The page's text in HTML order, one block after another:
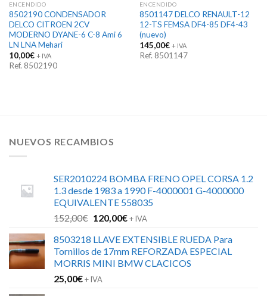
ENCENDIDO
8502190 CONDENSADOR
DELCO CITROEN 2CV
MODERNO DYANE-6 C-8 Ami 6
LN LNA Mehari
10,00€ + IVA
Ref. 8502190
ENCENDIDO
8501147 DELCO RENAULT-12
12-TS FEMSA DF4-85 DF4-43
(nuevo)
145,00€ + IVA
Ref. 8501147
NUEVOS RECAMBIOS
SER2010224 BOMBA FRENO OPEL CORSA 1.2
1.3 desde 1983 a 1990 F-4000001 G-4000000
EQUIVALENTE 558035
152,00€ El
original
era:
152,00€.
120,00€El
actual
es:
120,00€.
+ IVA
8503218 LLAVE EXTENSIBLE RUEDA Para
Tornillos de 17mm REFORZADA ESPECIAL
MORRIS MINI BMW CLACICOS
25,00€+ IVA